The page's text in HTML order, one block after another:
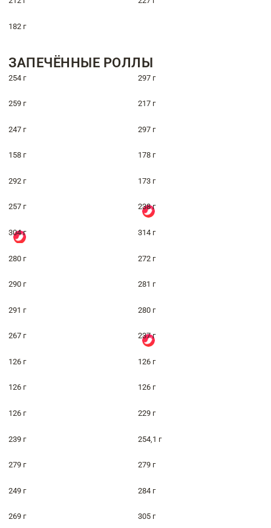
182 г
ЗАПЕЧЁННЫЕ РОЛЛЫ
254 г 297 г
259 г 217 г
247 г 297 г
158 г 178 г
292 г 173 г
257 г 238 г
304 г 314 г
280 г 272 г
290 г 281 г
291 г 280 г
267 г 237 г
126 г 126 г
126 г 126 г
126 г 229 г
239 г 254,1 г
279 г 279 г
249 г 284 г
269 г 305 г